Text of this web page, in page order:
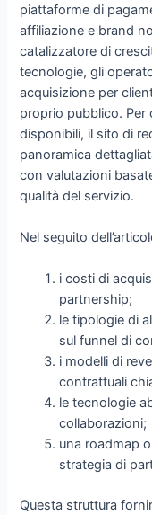
piattaforme di
affiliazione e brand
catalizzatore di
tecnologie, gli
acquisizione per
proprio pubblico.
disponibili, il sito di
panoramica
con valutazioni
qualità del servizio.
Nel seguito
i costi di
partnership;
le tipologie di
sul funnel di
i modelli di
contrattuali
le tecnologie
collaborazioni;
una roadmap
strategia di
Questa struttura